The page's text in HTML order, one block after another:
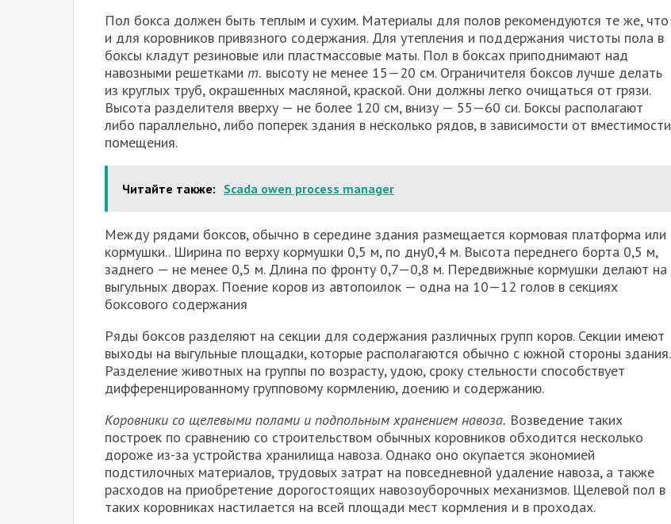
Пол бокса должен быть теплым и сухим. Материалы для полов рекомендуются те же, что
и для коровников при­вязного содержания. Для утепления и поддержания чисто­ты пола в
боксы кладут резиновые или пластмассовые ма­ты. Пол в боксах приподнимают над
навозными решетками т. высоту не менее 15—20 см. Ограничителя боксов лучше делать
из круглых труб, окрашенных масляной, краской. Они должны легко очищаться от грязи.
Высота разделите­ля вверху — не более 120 см, внизу — 55—60 си. Боксы рас­полагают
либо параллельно, либо поперек здания в не­сколько рядов, в зависимости от вместимости
помещения.
Читайте также: Scada owen process manager
Между рядами боксов, обычно в середине здания раз­мещается кормовая платформа или
кормушки.. Ширина по верху кормушки 0,5 м, по дну0,4 м. Высота переднего борта 0,5 м,
заднего — не менее 0,5 м. Длина по фронту 0,7—0,8 м. Пере­движные кормушки делают на
выгульных дворах. Поение коров из автопоилок — одна на 10—12 голов в сек­циях
боксового содержания
Ряды боксов разделяют на секции для содержания раз­личных групп коров. Секции имеют
выходы на выгульные площадки, которые располагаются обычно с южной стороны здания.
Разделение животных на группы по возрасту, удою, сроку стельности способствует
дифференцированному групповому кормлению, доению и содержанию.
Коровники со щелевыми полами и подпольным хране­нием навоза. Возведение таких
построек по сравнению со строительством обычных коровников обходится несколько
дороже из-за устройства хранилища навоза. Однако оно окупается экономией
подстилочных материалов, трудовых затрат на повседневной удаление навоза, а также
расходов на приобретение дорогостоящих навозоуборочных механиз­мов. Щелевой пол в
таких коровниках настилается на всей площади мест кормления и в проходах.